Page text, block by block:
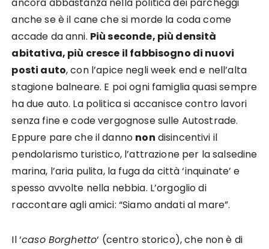
ancora abbastanza nella politica dei parcheggi
anche se è il cane che si morde la coda come
accade da anni. Più seconde, più densità
abitativa, più cresce il fabbisogno di nuovi
posti auto, con l’apice negli week end e nell’alta
stagione balneare. E poi ogni famiglia quasi sempre
ha due auto. La politica si accanisce contro lavori
senza fine e code vergognose sulle Autostrade.
Eppure pare che il danno non disincentivi il
pendolarismo turistico, l’attrazione per la salsedine
marina, l’aria pulita, la fuga da città ‘inquinate’ e
spesso avvolte nella nebbia. L’orgoglio di
raccontare agli amici: “Siamo andati al mare”.
Il ‘caso Borghetto‘ (centro storico), che non è di